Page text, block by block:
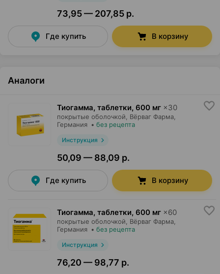
73,95 — 207,85 р.
Где купить В корзину
Аналоги
Тиогамма, таблетки, 600 мг ×30
покрытые оболочкой, Вёрваг Фарма
Германия • без рецепта
Инструкция
50,09 — 88,09 р.
Где купить В корзину
Тиогамма, таблетки, 600 мг ×60
покрытые оболочкой, Вёрваг Фарма
Германия • без рецепта
Инструкция
76,20 — 98,77 р.